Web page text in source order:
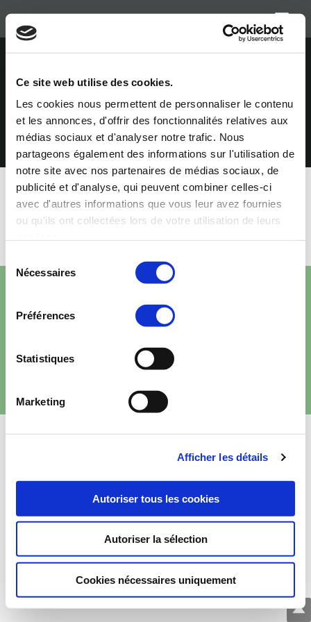
Ce site web utilise des cookies.
Les cookies nous permettent de personnaliser le contenu
et les annonces, d'offrir des fonctionnalités relatives aux
médias sociaux et d'analyser notre trafic. Nous
partageons également des informations sur l'utilisation de
notre site avec nos partenaires de médias sociaux, de
publicité et d'analyse, qui peuvent combiner celles-ci
avec d'autres informations que vous leur avez fournies
ou qu'ils ont collectées lors de votre utilisation de leurs
Nécessaires
Préférences
Statistiques
Marketing
Afficher les détails
Autoriser tous les cookies
Autoriser la sélection
Cookies nécessaires uniquement
Agence éditoriale
Couverture : Les animaux disparus
© 2026 MATIVOX agence éditoriale. Créé avec
WordPress et
Mentions légales